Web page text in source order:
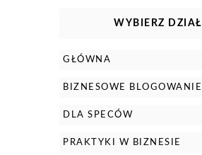
WYBIERZ DZIAŁ
GŁÓWNA
BIZNESOWE BLOGOWANIE
DLA SPECÓW
PRAKTYKI W BIZNESIE